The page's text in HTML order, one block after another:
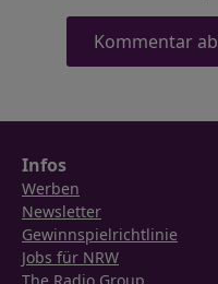
Infos
Werben
Newsletter
Gewinnspielrichtlinie
Jobs für NRW